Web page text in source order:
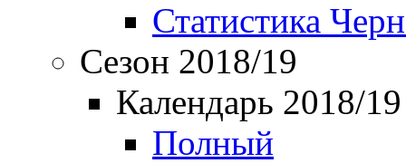
Статистика
Сезон 2018/19
Календарь 2018/19
Полный